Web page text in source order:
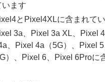
います
とPixel4XLに含まれて
3a、Pixel 3a XL、Pixel 4
、Pixel 4a（5G）、Pixel 5
）、Pixel 6、Pixel 6Proに